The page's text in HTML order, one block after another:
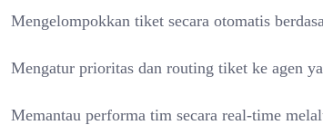
Mengelompokkan tiket secara otomatis
Mengatur prioritas dan routing tiket ke agen
Memantau performa tim secara real-time